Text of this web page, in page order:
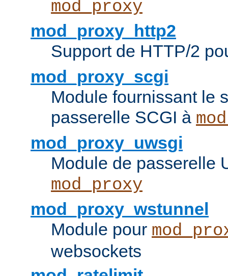
mod_proxy
mod_proxy_http2
Support de HTTP/2
mod_proxy_scgi
Module fournissant le
passerelle SCGI à
mod_proxy_uwsgi
Module de passerelle
mod_proxy
mod_proxy_wstunnel
Module pour
websockets